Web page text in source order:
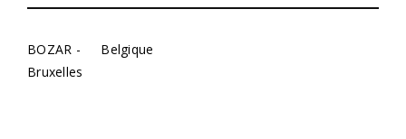
BOZAR -
Bruxelles
Belgique